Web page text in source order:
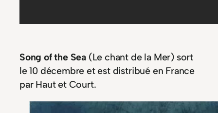
Song of the Sea (Le chant de la Mer) sort
le 10 décembre et est distribué en France
par Haut et Court.